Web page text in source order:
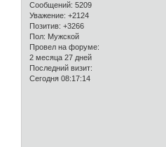
Сообщений: 5209
Уважение: +2124
Позитив: +3266
Пол: Мужской
Провел на форуме:
2 месяца 27 дней
Последний визит:
Сегодня 08:17:14